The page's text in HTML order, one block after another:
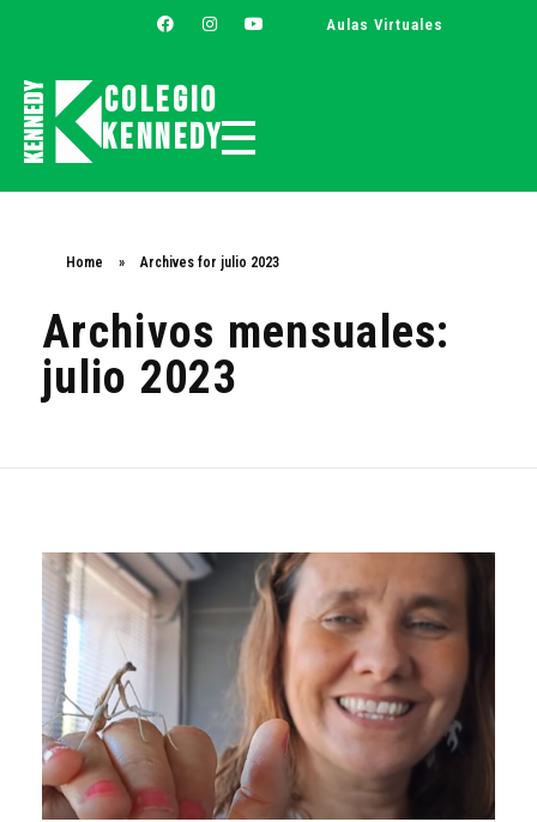
Aulas Virtuales
Colegio
Kennedy
Home » Archives for julio 2023
Archivos mensuales:
julio 2023